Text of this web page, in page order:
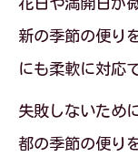
花日や満開日が
新の季節の便り
にも柔軟に対応
失敗しないため
都の季節の便り